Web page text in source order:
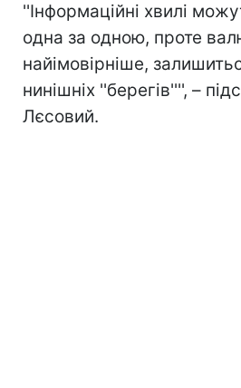
''Інформаційні хвилі
одна за одною, проте
найімовірніше,
нинішніх ''берегів'''', –
Лєсовий.